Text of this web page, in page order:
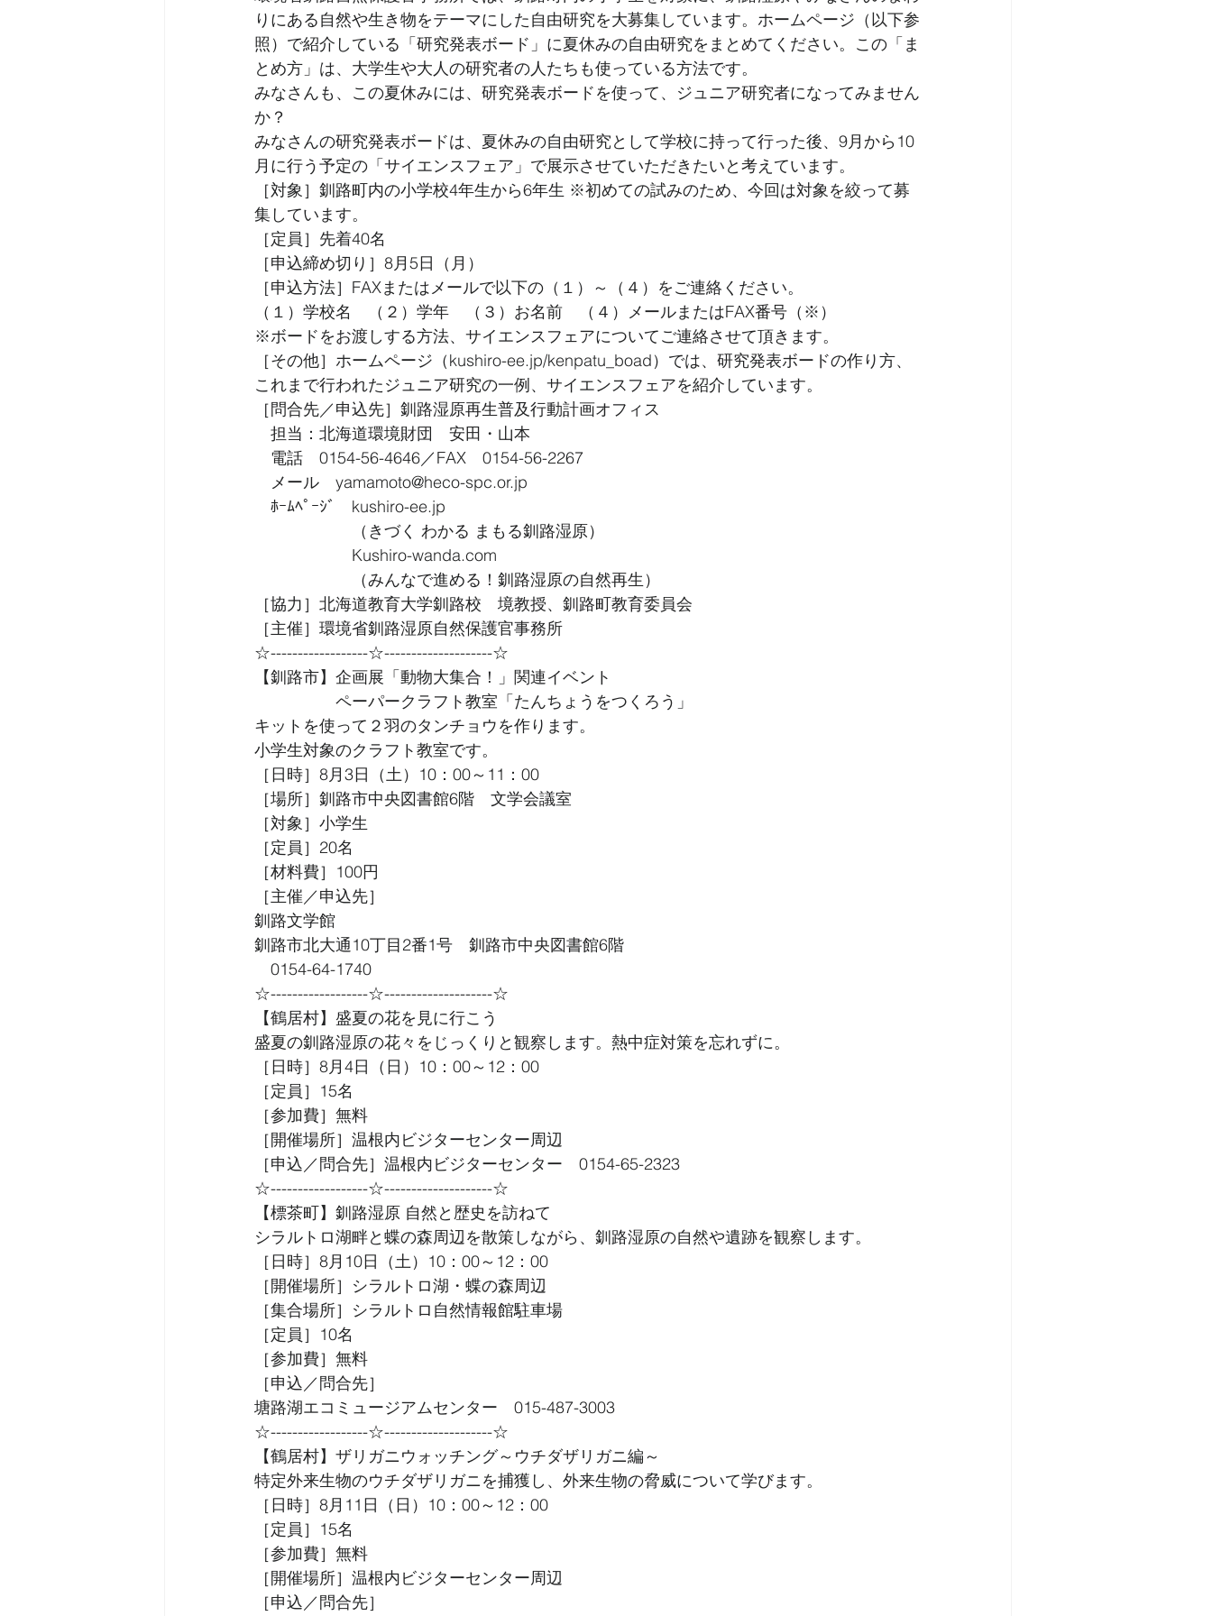
りにある自然や生き物をテーマにした自由研究を大募集しています。ホームページ（以下参
照）で紹介している「研究発表ボード」に夏休みの自由研究をまとめてください。この「ま
とめ方」は、大学生や大人の研究者の人たちも使っている方法です。
みなさんも、この夏休みには、研究発表ボードを使って、ジュニア研究者になってみません
か？
みなさんの研究発表ボードは、夏休みの自由研究として学校に持って行った後、9月から10
月に行う予定の「サイエンスフェア」で展示させていただきたいと考えています。
［対象］釧路町内の小学校4年生から6年生 ※初めての試みのため、今回は対象を絞って募
集しています。
［定員］先着40名
［申込締め切り］8月5日（月）
［申込方法］FAXまたはメールで以下の（１）～（４）をご連絡ください。
（１）学校名　（２）学年　（３）お名前　（４）メールまたはFAX番号（※）
※ボードをお渡しする方法、サイエンスフェアについてご連絡させて頂きます。
［その他］ホームページ（kushiro-ee.jp/kenpatu_boad）では、研究発表ボードの作り方、
これまで行われたジュニア研究の一例、サイエンスフェアを紹介しています。
［問合先／申込先］釧路湿原再生普及行動計画オフィス
担当：北海道環境財団　安田・山本
電話　0154-56-4646／FAX　0154-56-2267
メール　yamamoto@heco-spc.or.jp
ﾎｰﾑﾍﾟｰｼﾞ　kushiro-ee.jp
（きづく わかる まもる釧路湿原）
Kushiro-wanda.com
（みんなで進める！釧路湿原の自然再生）
［協力］北海道教育大学釧路校　境教授、釧路町教育委員会
［主催］環境省釧路湿原自然保護官事務所
☆------------------☆--------------------☆
【釧路市】企画展「動物大集合！」関連イベント
ペーパークラフト教室「たんちょうをつくろう」
キットを使って２羽のタンチョウを作ります。
小学生対象のクラフト教室です。
［日時］8月3日（土）10：00～11：00
［場所］釧路市中央図書館6階　文学会議室
［対象］小学生
［定員］20名
［材料費］100円
［主催／申込先］
釧路文学館
釧路市北大通10丁目2番1号　釧路市中央図書館6階
0154-64-1740
☆------------------☆--------------------☆
【鶴居村】盛夏の花を見に行こう
盛夏の釧路湿原の花々をじっくりと観察します。熱中症対策を忘れずに。
［日時］8月4日（日）10：00～12：00
［定員］15名
［参加費］無料
［開催場所］温根内ビジターセンター周辺
［申込／問合先］温根内ビジターセンター　0154-65-2323
☆------------------☆--------------------☆
【標茶町】釧路湿原 自然と歴史を訪ねて
シラルトロ湖畔と蝶の森周辺を散策しながら、釧路湿原の自然や遺跡を観察します。
［日時］8月10日（土）10：00～12：00
［開催場所］シラルトロ湖・蝶の森周辺
［集合場所］シラルトロ自然情報館駐車場
［定員］10名
［参加費］無料
［申込／問合先］
塘路湖エコミュージアムセンター　015-487-3003
☆------------------☆--------------------☆
【鶴居村】ザリガニウォッチング～ウチダザリガニ編～
特定外来生物のウチダザリガニを捕獲し、外来生物の脅威について学びます。
［日時］8月11日（日）10：00～12：00
［定員］15名
［参加費］無料
［開催場所］温根内ビジターセンター周辺
［申込／問合先］